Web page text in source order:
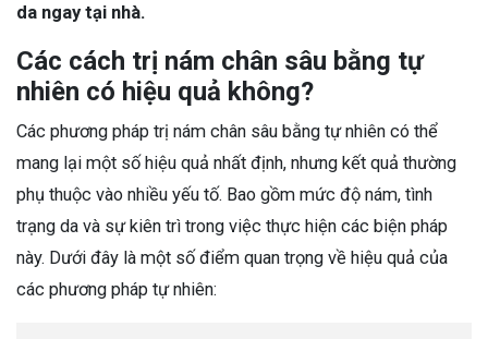
da ngay tại nhà.
Các cách trị nám chân sâu bằng tự
nhiên có hiệu quả không?
Các phương pháp trị nám chân sâu bằng tự nhiên có thể
mang lại một số hiệu quả nhất định, nhưng kết quả thường
phụ thuộc vào nhiều yếu tố. Bao gồm mức độ nám, tình
trạng da và sự kiên trì trong việc thực hiện các biện pháp
này. Dưới đây là một số điểm quan trọng về hiệu quả của
các phương pháp tự nhiên: